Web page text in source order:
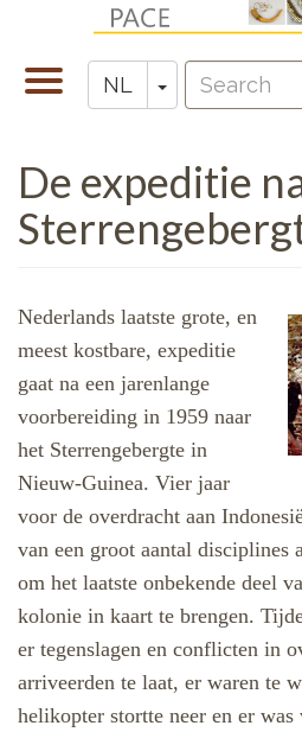
naar
gaan
Navigatie
wisselen
NL Toggle
Zoeken
Search
De expeditie
Nederlands laatste grote, en
meest kostbare, expeditie
gaat na een jarenlange
voorbereiding in 1959 naar
het Sterrengebergte in
Nieuw-Guinea. Vier jaar
voor de overdracht aan
van een groot aantal disciplines
om het laatste onbekende deel
kolonie in kaart te brengen.
er tegenslagen en conflicten in
arriveerden te laat, er waren te
helikopter stortte neer en er